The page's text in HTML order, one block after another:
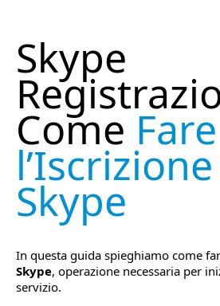
Skype
Come Fare
Skype
In questa guida spieghiamo come
Skype, operazione necessaria per
servizio.